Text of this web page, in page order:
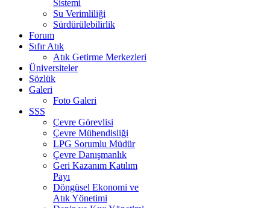
Sistemi
Su Verimliliği
Sürdürülebilirlik
Forum
Sıfır Atık
Atık Getirme Merkezleri
Üniversiteler
Sözlük
Galeri
Foto Galeri
SSS
Çevre Görevlisi
Çevre Mühendisliği
LPG Sorumlu Müdür
Çevre Danışmanlık
Geri Kazanım Katılım
Payı
Döngüsel Ekonomi ve
Atık Yönetimi